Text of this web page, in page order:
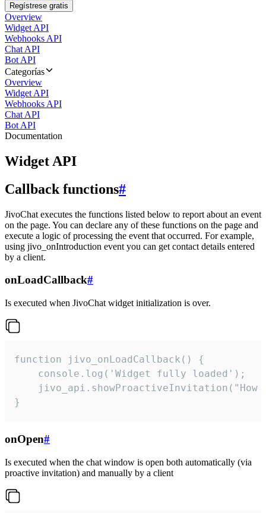
Regístrese gratis
Overview
Widget API
Webhooks API
Chat API
Bot API
Categorías
Overview
Widget API
Webhooks API
Chat API
Bot API
Documentation
Widget API
Callback functions#
JivoChat executes the functions listed below to report about an event
on the page. You can declare any of these functions on the page and
execute a logic of processing the event that occurred. For example,
using jivo_onIntroduction event you can get contact details entered
by a client.
onLoadCallback#
Is executed when JivoChat widget initialization is over.
function jivo_onLoadCallback() {
    console.log('Widget fully loaded');
jivo_api.showProactiveInvitation("How
}
onOpen#
Is executed when the chat window is open both automatically (via
proactive invitation) and manually by a client